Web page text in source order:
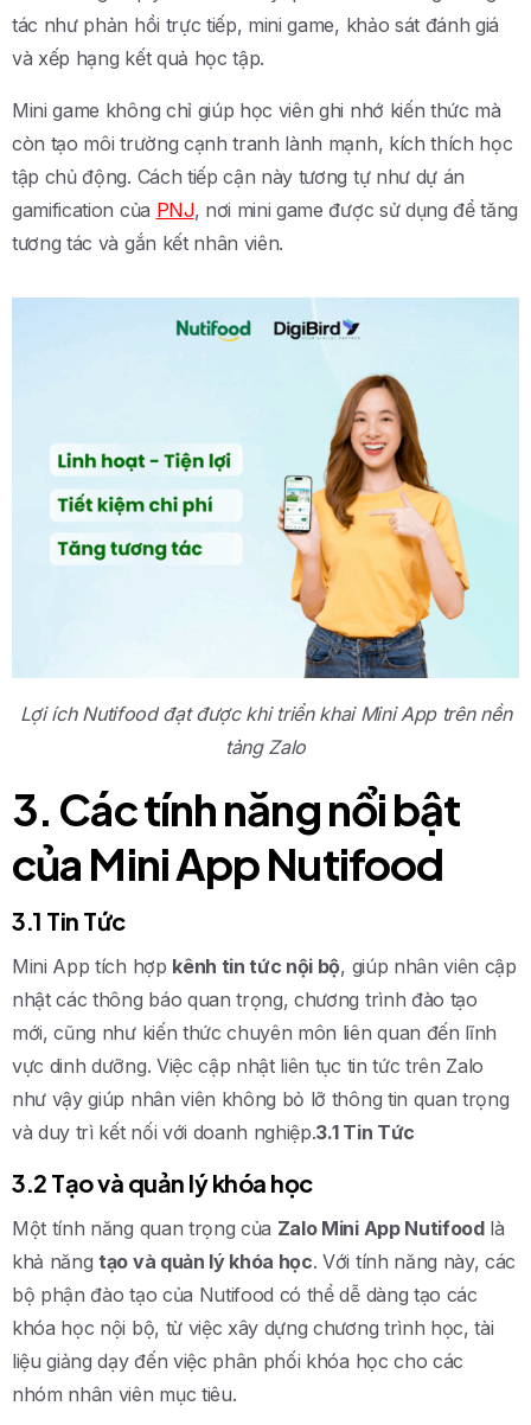
tác như phản hồi trực tiếp, mini game, khảo sát đánh giá
và xếp hạng kết quả học tập.
Mini game không chỉ giúp học viên ghi nhớ kiến thức mà
còn tạo môi trường cạnh tranh lành mạnh, kích thích học
tập chủ động. Cách tiếp cận này tương tự như dự án
gamification của PNJ, nơi mini game được sử dụng để tăng
tương tác và gắn kết nhân viên.
Lợi ích Nutifood đạt được khi triển khai Mini App trên nền
tảng Zalo
3. Các tính năng nổi bật
của Mini App Nutifood
3.1 Tin Tức
Mini App tích hợp kênh tin tức nội bộ, giúp nhân viên cập
nhật các thông báo quan trọng, chương trình đào tạo
mới, cũng như kiến thức chuyên môn liên quan đến lĩnh
vực dinh dưỡng. Việc cập nhật liên tục tin tức trên Zalo
như vậy giúp nhân viên không bỏ lỡ thông tin quan trọng
và duy trì kết nối với doanh nghiệp.3.1 Tin Tức
3.2 Tạo và quản lý khóa học
Một tính năng quan trọng của Zalo Mini App Nutifoodlà
khả năngtạo và quản lý khóa học. Với tính năng này, các
bộ phận đào tạo của Nutifood có thể dễ dàng tạo các
khóa học nội bộ, từ việc xây dựng chương trình học, tài
liệu giảng dạy đến việc phân phối khóa học cho các
nhóm nhân viên mục tiêu.